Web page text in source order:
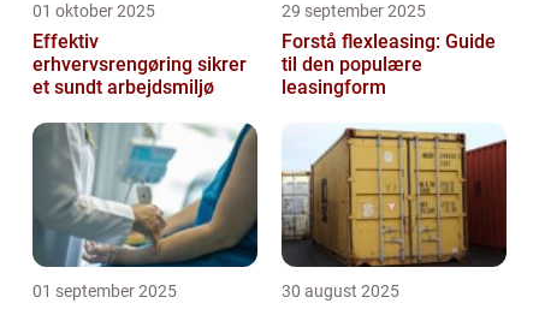
01 oktober 2025
Effektiv
erhvervsrengøring sikrer
et sundt arbejdsmiljø
29 september 2025
Forstå flexleasing: Guide
til den populære
leasingform
01 september 2025 30 august 2025